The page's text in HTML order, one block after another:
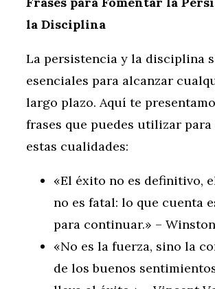
la Disciplina
La persistencia y la disciplina
esenciales para alcanzar
largo plazo. Aquí te
frases que puedes utilizar
estas cualidades:
«El éxito no es definitivo,
no es fatal: lo que cuenta
para continuar.» –
«No es la fuerza, sino la
de los buenos